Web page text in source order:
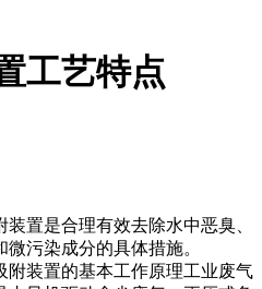
工艺特点
置是合理有效去除水中恶臭、
污染成分的具体措施。
附装置的基本工作原理工业废气